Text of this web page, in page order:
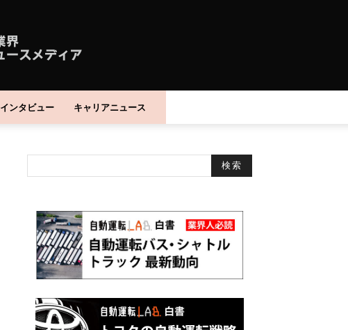
インタビュー キャリアニュース